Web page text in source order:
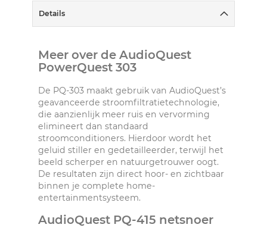
Details
Meer over de AudioQuest
PowerQuest 303
De PQ-303 maakt gebruik van AudioQuest’s
geavanceerde stroomfiltratietechnologie,
die aanzienlijk meer ruis en vervorming
elimineert dan standaard
stroomconditioners. Hierdoor wordt het
geluid stiller en gedetailleerder, terwijl het
beeld scherper en natuurgetrouwer oogt.
De resultaten zijn direct hoor- en zichtbaar
binnen je complete home-
entertainmentsysteem.
AudioQuest PQ-415 netsnoer